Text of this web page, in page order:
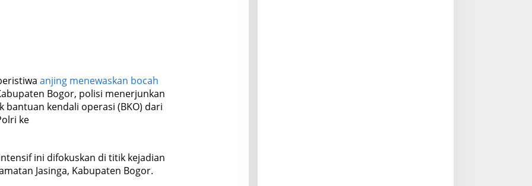
anjing menewaskan bocah
Bogor, polisi menerjunkan
kendali operasi (BKO) dari
ke
ini difokuskan di titik kejadian
Jasinga, Kabupaten Bogor.